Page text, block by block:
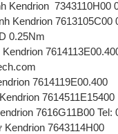
Kendrion7343110H00
Kendrion 7613105C00
0.25Nm
7614119E00.400
7614511E15400
7616G11B00 Tel:
Kendrion 7643114H00